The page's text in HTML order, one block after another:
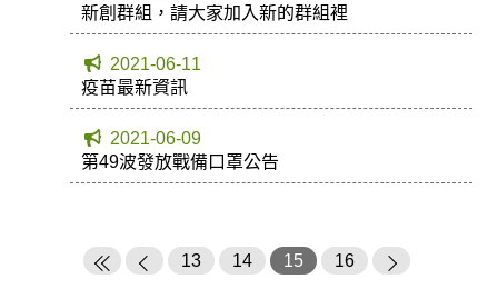
新創群組，請大家加入新的群組裡
2021-06-11
疫苗最新資訊
2021-06-09
第49波發放戰備口罩公告
13 14 15 16